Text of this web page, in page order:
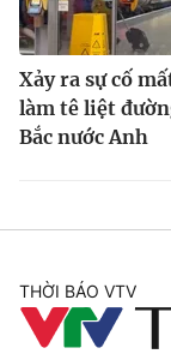
Xảy ra sự cố
làm tê liệt
Bắc nước Anh
THỜI BÁO VTV